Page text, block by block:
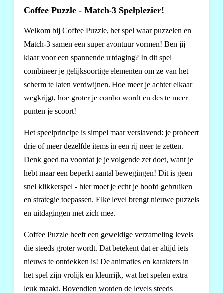
Coffee Puzzle - Match-3 Spelplezier!
Welkom bij Coffee Puzzle, het spel waar puzzelen en
Match-3 samen een super avontuur vormen! Ben jij
klaar voor een spannende uitdaging? In dit spel
combineer je gelijksoortige elementen om ze van het
scherm te laten verdwijnen. Hoe meer je achter elkaar
wegkrijgt, hoe groter je combo wordt en des te meer
punten je scoort!
Het speelprincipe is simpel maar verslavend: je probeert
drie of meer dezelfde items in een rij neer te zetten.
Denk goed na voordat je je volgende zet doet, want je
hebt maar een beperkt aantal bewegingen! Dit is geen
snel klikkerspel - hier moet je echt je hoofd gebruiken
en strategie toepassen. Elke level brengt nieuwe puzzels
en uitdagingen met zich mee.
Coffee Puzzle heeft een geweldige verzameling levels
die steeds groter wordt. Dat betekent dat er altijd iets
nieuws te ontdekken is! De animaties en karakters in
het spel zijn vrolijk en kleurrijk, wat het spelen extra
leuk maakt. Bovendien worden de levels steeds